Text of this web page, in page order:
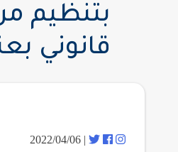
بتنظيم
قانوني
| 2022/04/06